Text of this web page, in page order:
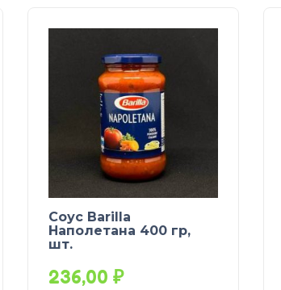
Соус Barilla
Наполетана 400 гр,
шт.
236,00 ₽